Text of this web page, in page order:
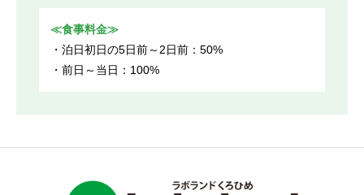
≪食事料金≫
・泊日初日の5日前～2日前：50%
・前日～当日：100%